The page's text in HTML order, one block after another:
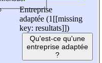
Entreprise
adaptée (1 [[missing
key: resultats]])
Qu'est-ce qu'une
entreprise adaptée
?